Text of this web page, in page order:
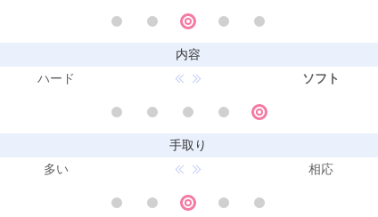
内容
ハード
ソフト
手取り
多い
相応